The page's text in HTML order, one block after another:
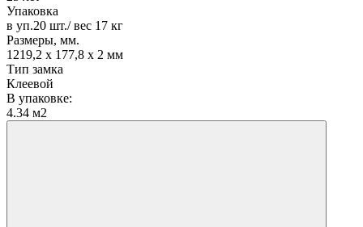
Упаковка
в уп.20 шт./ вес 17 кг
Размеры, мм.
1219,2 х 177,8 х 2 мм
Тип замка
Клеевой
В упаковке:
4.34 м2